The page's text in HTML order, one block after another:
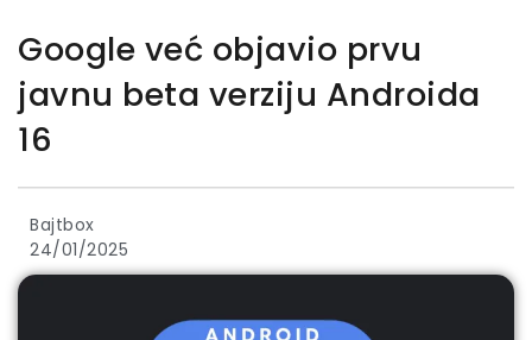
Google već objavio prvu
javnu beta verziju Androida
16
Bajtbox
24/01/2025